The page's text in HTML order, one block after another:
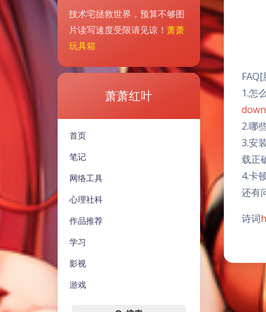
技术宅拯救世界，预算不够图
片读写速度受限请见谅！萧萧
玩具箱
萧萧红叶
首页
笔记
网络工具
心理社科
作品推荐
学习
影视
游戏
1.怎
2.哪
3.安
载正
4.卡
还有
诗词